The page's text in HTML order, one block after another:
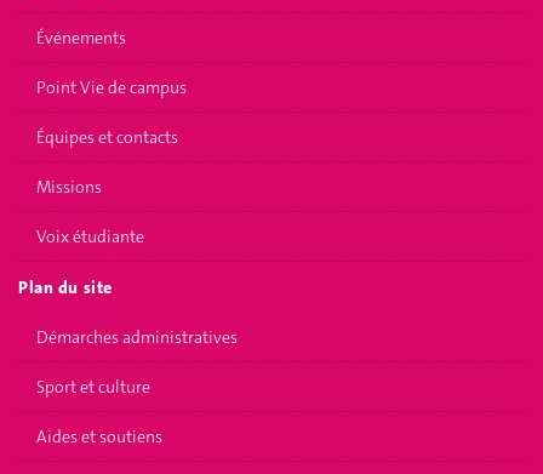
Événements
Point Vie de campus
Équipes et contacts
Missions
Voix étudiante
Plan du site
Démarches administratives
Sport et culture
Aides et soutiens